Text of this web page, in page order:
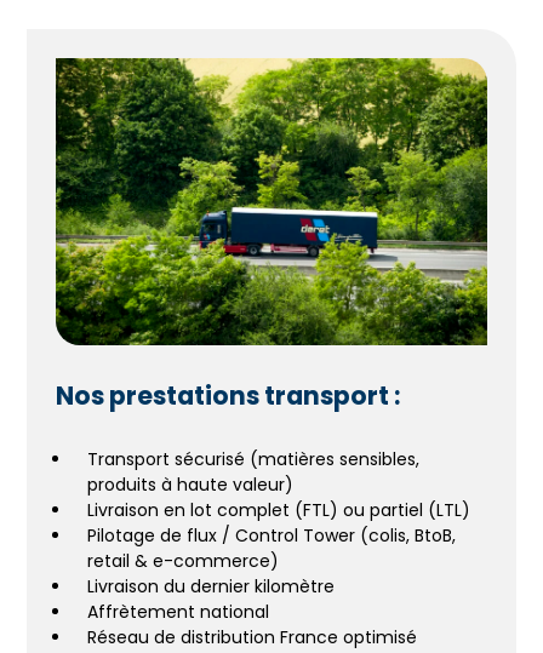
Nos prestations transport :
Transport sécurisé (matières sensibles,
produits à haute valeur)
Livraison en lot complet (FTL) ou partiel (LTL)
Pilotage de flux / Control Tower (colis, BtoB,
retail & e-commerce)
Livraison du dernier kilomètre
Affrètement national
Réseau de distribution France optimisé